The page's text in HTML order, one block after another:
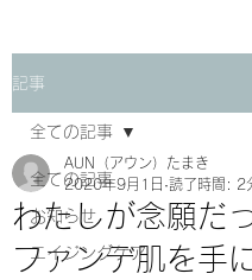
記事
全ての記事
お知らせ
エイジングケア
全ての記事
わたしが念願だ
ファンデ肌を手
AUN（アウン）たまき
2020年9月1日 読了時間: 2